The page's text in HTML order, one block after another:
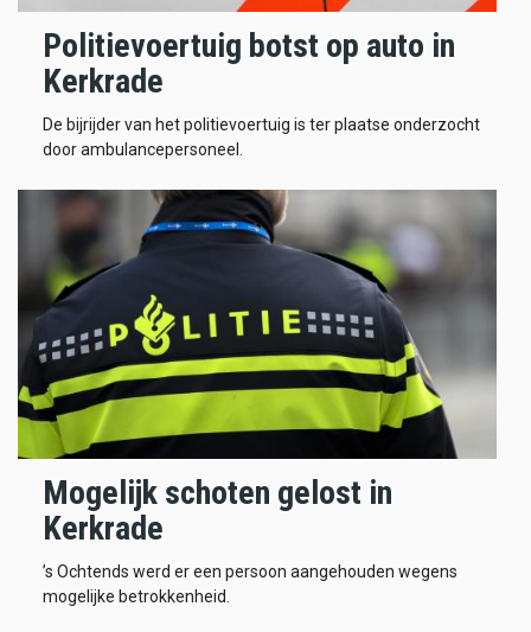
Politievoertuig botst op auto in
Kerkrade
De bijrijder van het politievoertuig is ter plaatse onderzocht
door ambulancepersoneel.
Mogelijk schoten gelost in
Kerkrade
’s Ochtends werd er een persoon aangehouden wegens
mogelijke betrokkenheid.